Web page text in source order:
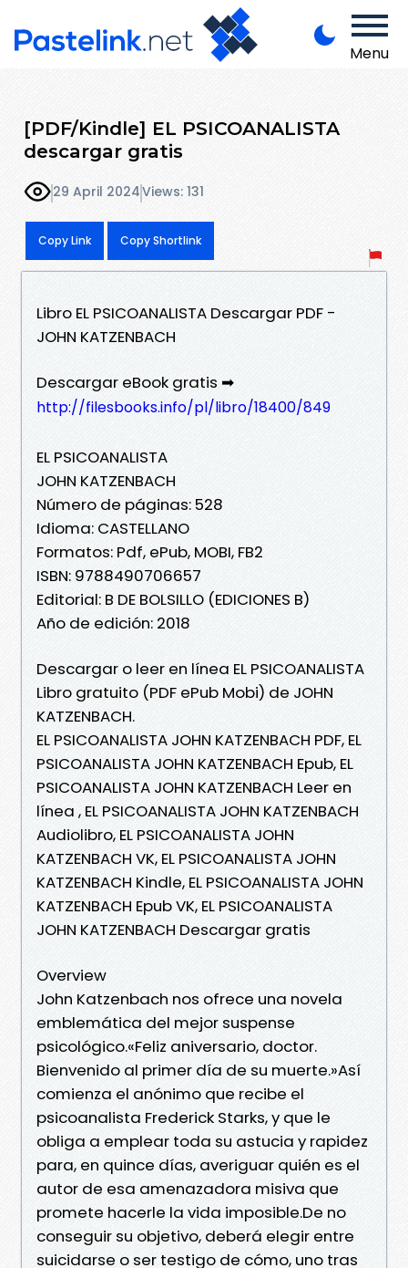
Menu
[PDF/Kindle] EL PSICOANALISTA
descargar gratis
29 April 2024Views: 131
Copy Link Copy Shortlink
Libro EL PSICOANALISTA Descargar PDF -
JOHN KATZENBACH
Descargar eBook gratis ➡
http://filesbooks.info/pl/libro/18400/849
EL PSICOANALISTA
JOHN KATZENBACH
Número de páginas: 528
Idioma: CASTELLANO
Formatos: Pdf, ePub, MOBI, FB2
ISBN: 9788490706657
Editorial: B DE BOLSILLO (EDICIONES B)
Año de edición: 2018
Descargar o leer en línea EL PSICOANALISTA
Libro gratuito (PDF ePub Mobi) de JOHN
KATZENBACH.
EL PSICOANALISTA JOHN KATZENBACH PDF, EL
PSICOANALISTA JOHN KATZENBACH Epub, EL
PSICOANALISTA JOHN KATZENBACH Leer en
línea , EL PSICOANALISTA JOHN KATZENBACH
Audiolibro, EL PSICOANALISTA JOHN
KATZENBACH VK, EL PSICOANALISTA JOHN
KATZENBACH Kindle, EL PSICOANALISTA JOHN
KATZENBACH Epub VK, EL PSICOANALISTA
JOHN KATZENBACH Descargar gratis
Overview
John Katzenbach nos ofrece una novela
emblemática del mejor suspense
psicológico.«Feliz aniversario, doctor.
Bienvenido al primer día de su muerte.»Así
comienza el anónimo que recibe el
psicoanalista Frederick Starks, y que le
obliga a emplear toda su astucia y rapidez
para, en quince días, averiguar quién es el
autor de esa amenazadora misiva que
promete hacerle la vida imposible.De no
conseguir su objetivo, deberá elegir entre
suicidarse o ser testigo de cómo, uno tras